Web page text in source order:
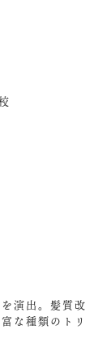
演出。髪質改
な種類のトリ